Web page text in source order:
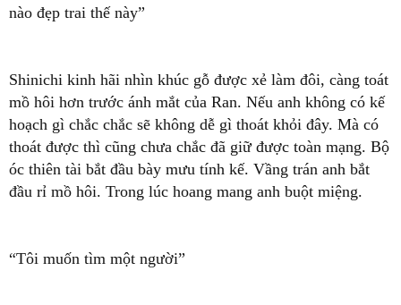
nào đẹp trai thế này”
Shinichi kinh hãi nhìn khúc gỗ được xẻ làm đôi, càng toát
mồ hôi hơn trước ánh mắt của Ran. Nếu anh không có kế
hoạch gì chắc chắc sẽ không dễ gì thoát khỏi đây. Mà có
thoát được thì cũng chưa chắc đã giữ được toàn mạng. Bộ
óc thiên tài bắt đầu bày mưu tính kế. Vầng trán anh bắt
đầu rỉ mồ hôi. Trong lúc hoang mang anh buột miệng.
“Tôi muốn tìm một người”